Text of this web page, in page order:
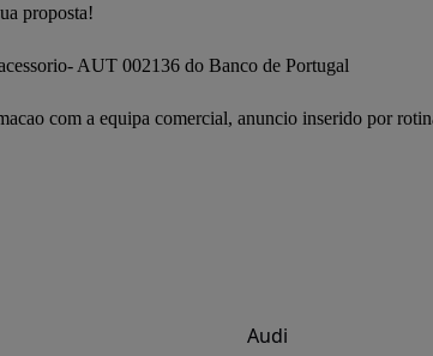
proposta!
AUT 002136 do Banco de Portugal
com a equipa comercial, anuncio inserido por
Audi